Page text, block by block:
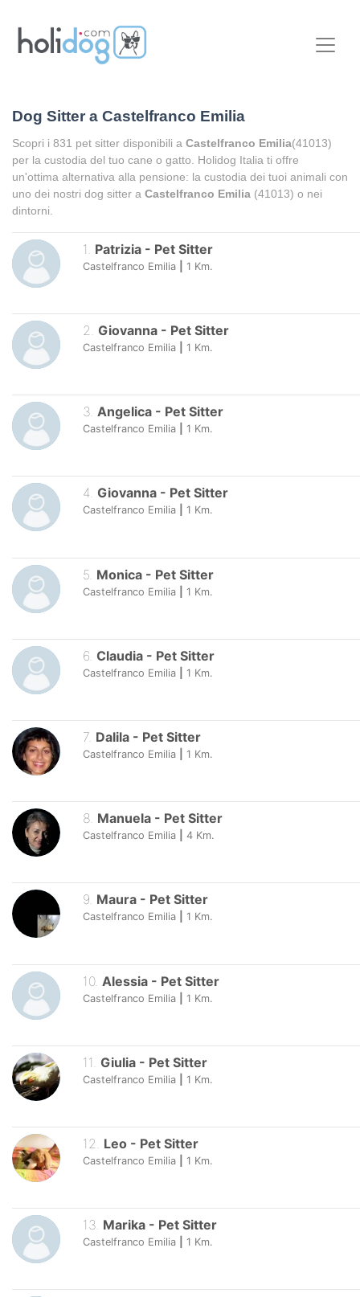
Dog Sitter a Castelfranco Emilia
Scopri i 831 pet sitter disponibili a Castelfranco Emilia(41013)
per la custodia del tuo cane o gatto. Holidog Italia ti offre
un'ottima alternativa alla pensione: la custodia dei tuoi animali con
uno dei nostri dog sitter a Castelfranco Emilia (41013) o nei
dintorni.
1 Patrizia - Pet Sitter
Castelfranco Emilia 1 Km.
2. Giovanna - Pet Sitter
Castelfranco Emilia 1 Km.
3. Angelica - Pet Sitter
Castelfranco Emilia 1 Km.
4. Giovanna - Pet Sitter
Castelfranco Emilia 1 Km.
5 Monica - Pet Sitter
Castelfranco Emilia 1 Km.
6 Claudia - Pet Sitter
Castelfranco Emilia 1 Km.
7. Dalila - Pet Sitter
Castelfranco Emilia 1 Km.
8. Manuela - Pet Sitter
Castelfranco Emilia 4 Km.
9. Maura - Pet Sitter
Castelfranco Emilia 1 Km.
10. Alessia - Pet Sitter
Castelfranco Emilia 1 Km.
11 Giulia - Pet Sitter
Castelfranco Emilia 1 Km.
12 Leo - Pet Sitter
Castelfranco Emilia 1 Km.
13. Marika - Pet Sitter
Castelfranco Emilia 1 Km.